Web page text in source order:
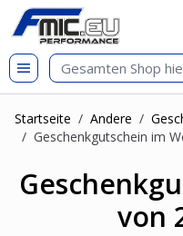
Zum Inhalt springen
git s
Startseite / Andere /
/ Geschenkgutschein im
von